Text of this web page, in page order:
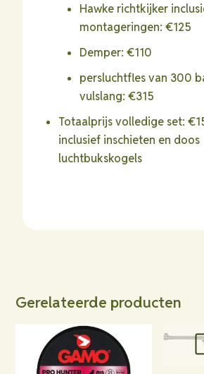
Hawke richtkijker
montageringen: €125
Demper: €110
persluchtfles van 300
vulslang: €315
Totaalprijs volledige set:
inclusief inschieten en doos
luchtbukskogels
Gerelateerde producten